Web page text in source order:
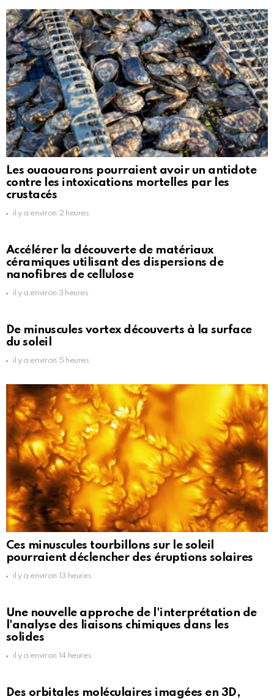
Les ouaouarons pourraient avoir un antidote
contre les intoxications mortelles par les
crustacés
il y a environ 2 heures
Accélérer la découverte de matériaux
céramiques utilisant des dispersions de
nanofibres de cellulose
il y a environ 3 heures
De minuscules vortex découverts à la surface
du soleil
il y a environ 5 heures
Ces minuscules tourbillons sur le soleil
pourraient déclencher des éruptions solaires
il y a environ 13 heures
Une nouvelle approche de l'interprétation de
l'analyse des liaisons chimiques dans les
solides
il y a environ 14 heures
Des orbitales moléculaires imagées en 3D,